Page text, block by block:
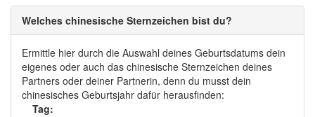
Welches chinesische Sternzeichen bist du?
Ermittle hier durch die Auswahl deines Geburtsdatums dein
eigenes oder auch das chinesische Sternzeichen deines
Partners oder deiner Partnerin, denn du musst dein
chinesisches Geburtsjahr dafür herausfinden:
Tag: